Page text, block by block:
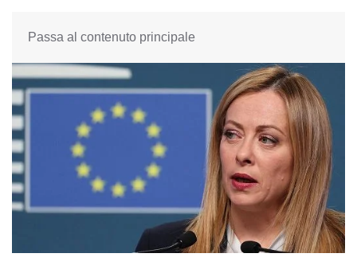
Passa al contenuto principale